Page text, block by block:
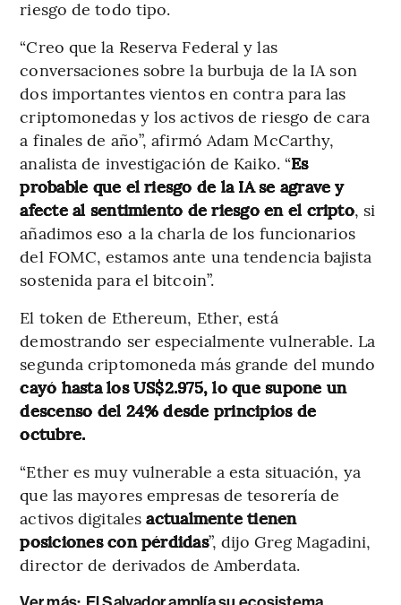
riesgo de todo tipo.
“Creo que la Reserva Federal y las
conversaciones sobre la burbuja de la IA son
dos importantes vientos en contra para las
criptomonedas y los activos de riesgo de cara
a finales de año”, afirmó Adam McCarthy,
analista de investigación de Kaiko. “Es
probable que el riesgo de la IA se agrave y
afecte al sentimiento de riesgo en el cripto, si
añadimos eso a la charla de los funcionarios
del FOMC, estamos ante una tendencia bajista
sostenida para el bitcoin”.
El token de Ethereum, Ether, está
demostrando ser especialmente vulnerable. La
segunda criptomoneda más grande del mundo
cayó hasta los US$2.975, lo que supone un
descenso del 24% desde principios de
octubre.
“Ether es muy vulnerable a esta situación, ya
que las mayores empresas de tesorería de
activos digitales actualmente tienen
posiciones con pérdidas”, dijo Greg Magadini,
director de derivados de Amberdata.